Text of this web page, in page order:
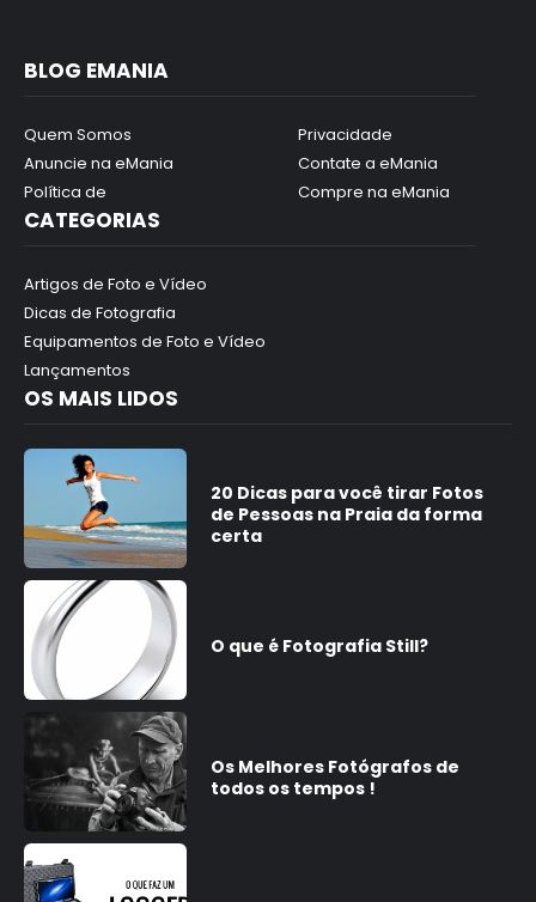
BLOG EMANIA
Quem Somos
Anuncie na eMania
Política de
Privacidade
Contate a eMania
Compre na eMania
CATEGORIAS
Artigos de Foto e Vídeo
Dicas de Fotografia
Equipamentos de Foto e Vídeo
Lançamentos
OS MAIS LIDOS
20 Dicas para você tirar Fotos
de Pessoas na Praia da forma
certa
O que é Fotografia Still?
Os Melhores Fotógrafos de
todos os tempos !